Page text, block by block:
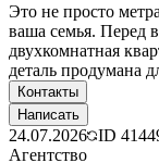
Это не просто
ваша семья. Перед
двухкомнатная
деталь продумана
Контакты
Написать
24.07.2026 ID
Агентство